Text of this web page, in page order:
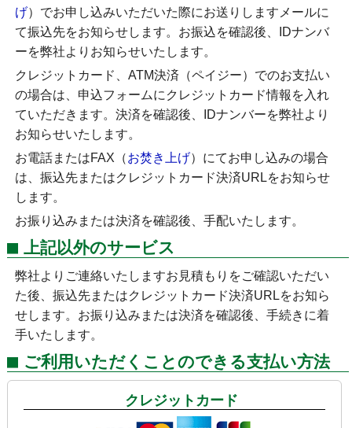
げ）でお申し込みいただいた際にお送りしますメールに
て振込先をお知らせします。お振込を確認後、IDナンバ
ーを弊社よりお知らせいたします。
クレジットカード、ATM決済（ペイジー）でのお支払い
の場合は、申込フォームにクレジットカード情報を入れ
ていただきます。決済を確認後、IDナンバーを弊社より
お知らせいたします。
お電話またはFAX（お焚き上げ）にてお申し込みの場合
は、振込先またはクレジットカード決済URLをお知らせ
します。
お振り込みまたは決済を確認後、手配いたします。
上記以外のサービス
弊社よりご連絡いたしますお見積もりをご確認いただい
た後、振込先またはクレジットカード決済URLをお知ら
せします。お振り込みまたは決済を確認後、手続きに着
手いたします。
ご利用いただくことのできる支払い方法
クレジットカード